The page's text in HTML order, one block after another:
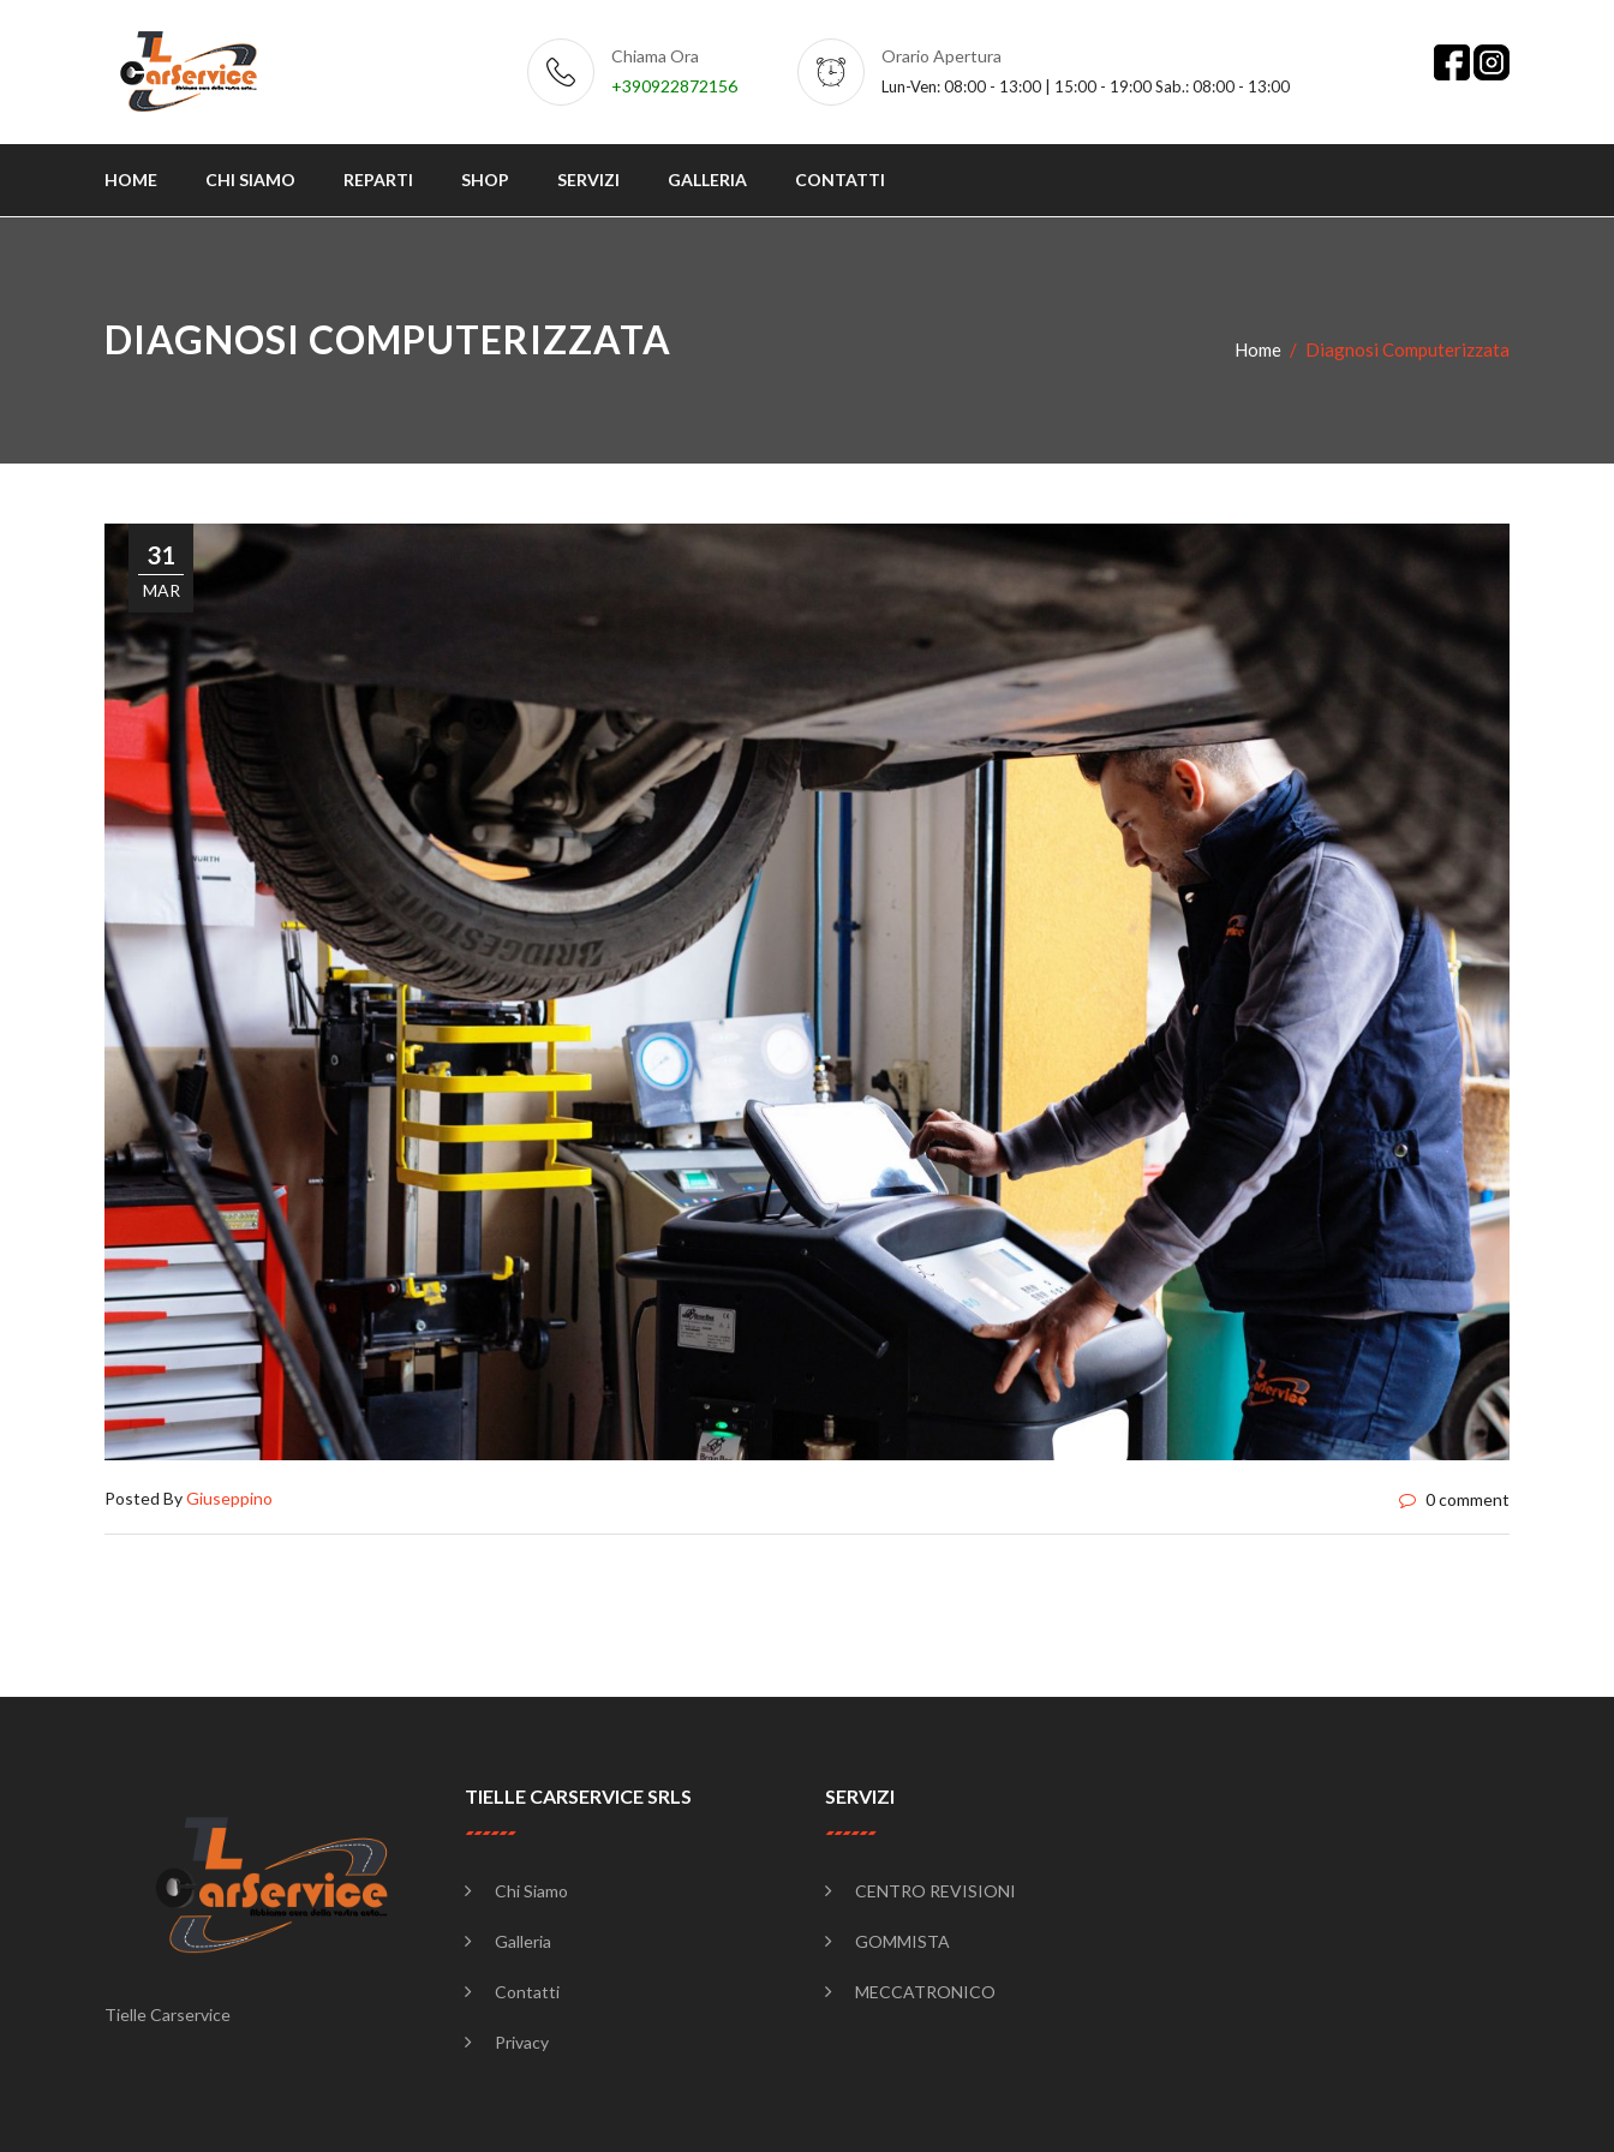
Chiama Ora
+390922872156
Orario Apertura
Lun-Ven: 08:00 - 13:00 | 15:00 - 19:00 Sab.: 08:00 - 13:00
HOME CHI SIAMO REPARTI SHOP SERVIZI GALLERIA CONTATTI
DIAGNOSI COMPUTERIZZATA Home Diagnosi Computerizzata
31
MAR
Posted ByGiuseppino 0 comment
Tielle Carservice
TIELLE CARSERVICE SRLS
Chi Siamo
Galleria
Contatti
Privacy
SERVIZI
CENTRO REVISIONI
GOMMISTA
MECCATRONICO